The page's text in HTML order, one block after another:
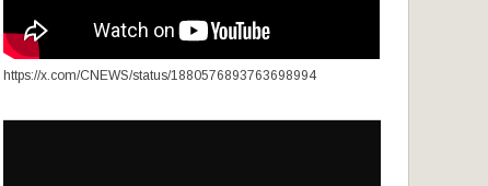
https://x.com/CNEWS/status/1880576893763698994